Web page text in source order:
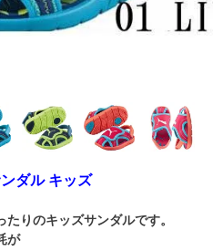
ダル キッズ
たりのキッズサンダルです。
が